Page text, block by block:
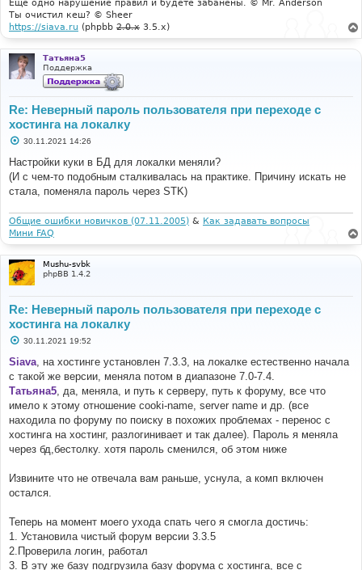
Еще одно нарушение правил и будете забанены. © Mr. Anderson
Ты очистил кеш? © Sheer
https://siava.ru (phpbb 2.0.x 3.5.x)
Татьяна5
Поддержка
Re: Неверный пароль пользователя при переходе с
хостинга на локалку
С
о
б
щ
е
н
е
30.11.2021 14:26
Настройки куки в БД для локалки меняли?
(И с чем-то подобным сталкивалась на практике. Причину искать не
стала, поменяла пароль через STK)
Общие ошибки новичков (07.11.2005) & Как задавать вопросы
Мини FAQ
Mushu-svbk
phpBB 1.4.2
Re: Неверный пароль пользователя при переходе с
хостинга на локалку
С
о
б
щ
е
н
и
е
30.11.2021 19:52
Siava , на хостинге установлен 7.3.3, на локалке естественно начала
с такой же версии, меняла потом в диапазоне 7.0-7.4.
Татьяна5 , да, меняла, и путь к серверу, путь к форуму, все что
имело к этому отношение cooki-name, server name и др. (все
находила по форуму по поиску в похожих проблемах - перенос с
хостинга на хостинг, разлогинивает и так далее). Пароль я меняла
через бд,бестолку. хотя пароль сменился, об этом ниже
Извините что не отвечала вам раньше, уснула, а комп включен
остался.
Теперь на момент моего ухода спать чего я смогла достичь:
1. Установила чистый форум версии 3.3.5
2.Проверила логин, работал
3. В эту же базу подгрузила базу форума с хостинга, все с